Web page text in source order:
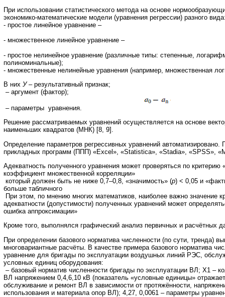
При использовании статистического метода на основе
экономико-математические модели (уравнения регрессии) разного
- простое линейное уравнение –
- множественное линейное уравнение –
- простое нелинейное уравнение (различные типы: степенные,
полиноминальные);
- множественные нелинейные уравнения (например, множественная
В них У– результативный признак;
– аргумент (фактор);
– параметры уравнения.
Решение рассматриваемых уравнений осуществляется на основе
наименьших квадратов (МНК) [8, 9].
Определение параметров регрессивных уравнений
прикладных программ (ППП) «Excel», «Statistica», «Stadia», «SPSS»,
Адекватность полученного уравнения может проверяться по критерию
коэффициент множественной корреляции»
который должен быть не ниже 0,7–0,8, «значимость» (р) < 0,05 и
больше табличного
При этом, по мнению многих математиков, наиболее важно значение
адекватности (допустимости) полученных уравнений может
ошибка аппроксимации»
Кроме того, выполнялся графический анализ первичных и расчётных
При определении базового норматива численности (по сути, тренда)
многовариантные расчёты. В качестве примера базового норматива
уравнение для бригады по эксплуатации воздушных линий РЭС,
условных единиц оборудования:
– базовый норматив численности бригады по эксплуатации ВЛ; Х1 –
ВЛ напряжением 0,4,6,10 кВ (показатель «условные единицы»
обслуживание и ремонт ВЛ в зависимости от протяжённости,
использования и материала опор ВЛ); 4,27, 0,0061 – параметры